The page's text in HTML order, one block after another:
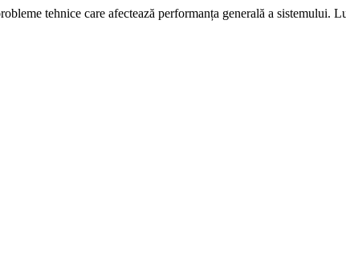
tehnice care afectează performanța generală a